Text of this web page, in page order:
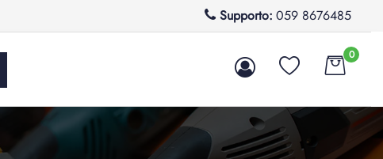
Supporto: 059 8676485
0